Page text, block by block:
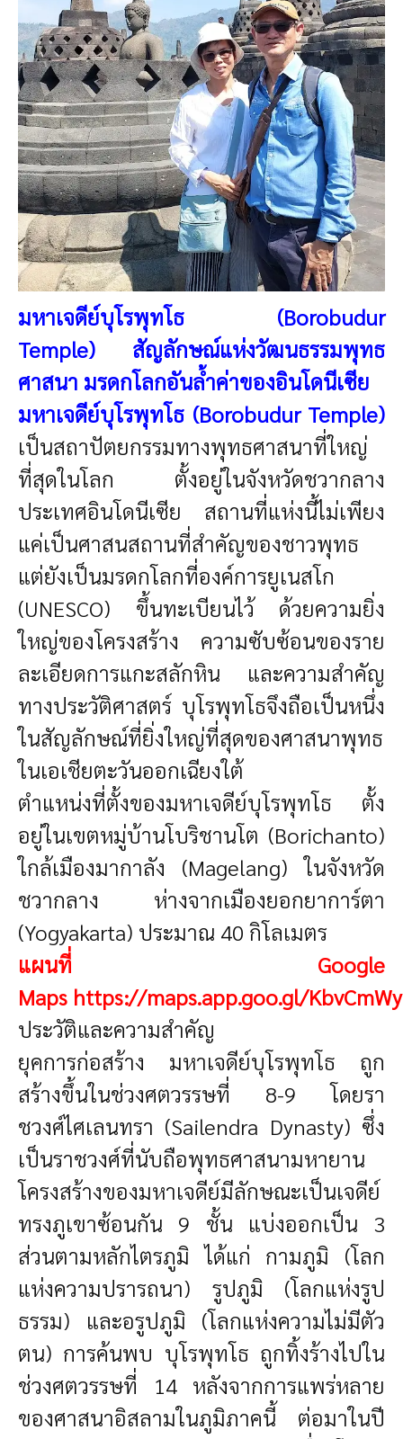
มหาเจดีย์บุโรพุทโธ (Borobudur
Temple) สัญลักษณ์แห่งวัฒนธรรมพุทธ
ศาสนา มรดกโลกอันล้ำค่าของอินโดนีเซีย
มหาเจดีย์บุโรพุทโธ (Borobudur Temple)
เป็นสถาปัตยกรรมทางพุทธศาสนาที่ใหญ่
ที่สุดในโลก ตั้งอยู่ในจังหวัดชวากลาง
ประเทศอินโดนีเซีย สถานที่แห่งนี้ไม่เพียง
แค่เป็นศาสนสถานที่สำคัญของชาวพุทธ
แต่ยังเป็นมรดกโลกที่องค์การยูเนสโก
(UNESCO) ขึ้นทะเบียนไว้ ด้วยความยิ่ง
ใหญ่ของโครงสร้าง ความซับซ้อนของราย
ละเอียดการแกะสลักหิน และความสำคัญ
ทางประวัติศาสตร์ บุโรพุทโธจึงถือเป็นหนึ่ง
ในสัญลักษณ์ที่ยิ่งใหญ่ที่สุดของศาสนาพุทธ
ในเอเชียตะวันออกเฉียงใต้
ตำแหน่งที่ตั้งของมหาเจดีย์บุโรพุทโธ ตั้ง
อยู่ในเขตหมู่บ้านโบริชานโต (Borichanto)
ใกล้เมืองมากาลัง (Magelang) ในจังหวัด
ชวากลาง ห่างจากเมืองยอกยาการ์ตา
(Yogyakarta) ประมาณ 40 กิโลเมตร
แผนที่ Google
Maps https://maps.app.goo.gl/
ประวัติและความสำคัญ
ยุคการก่อสร้าง มหาเจดีย์บุโรพุทโธ ถูก
สร้างขึ้นในช่วงศตวรรษที่ 8-9 โดยรา
ชวงศ์ไศเลนทรา (Sailendra Dynasty) ซึ่ง
เป็นราชวงศ์ที่นับถือพุทธศาสนามหายาน
โครงสร้างของมหาเจดีย์มีลักษณะเป็นเจดีย์
ทรงภูเขาซ้อนกัน 9 ชั้น แบ่งออกเป็น 3
ส่วนตามหลักไตรภูมิ ได้แก่ กามภูมิ (โลก
แห่งความปรารถนา) รูปภูมิ (โลกแห่งรูป
ธรรม) และอรูปภูมิ (โลกแห่งความไม่มีตัว
ตน) การค้นพบ บุโรพุทโธ ถูกทิ้งร้างไปใน
ช่วงศตวรรษที่ 14 หลังจากการแพร่หลาย
ของศาสนาอิสลามในภูมิภาคนี้ ต่อมาในปี